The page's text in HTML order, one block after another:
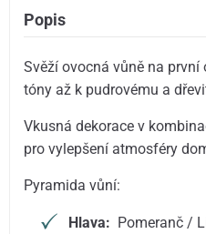
Popis
Svěží ovocná vůně na první
tóny až k pudrovému a
Vkusná dekorace v
pro vylepšení atmosféry
Pyramida vůní:
Hlava: Pomeranč /